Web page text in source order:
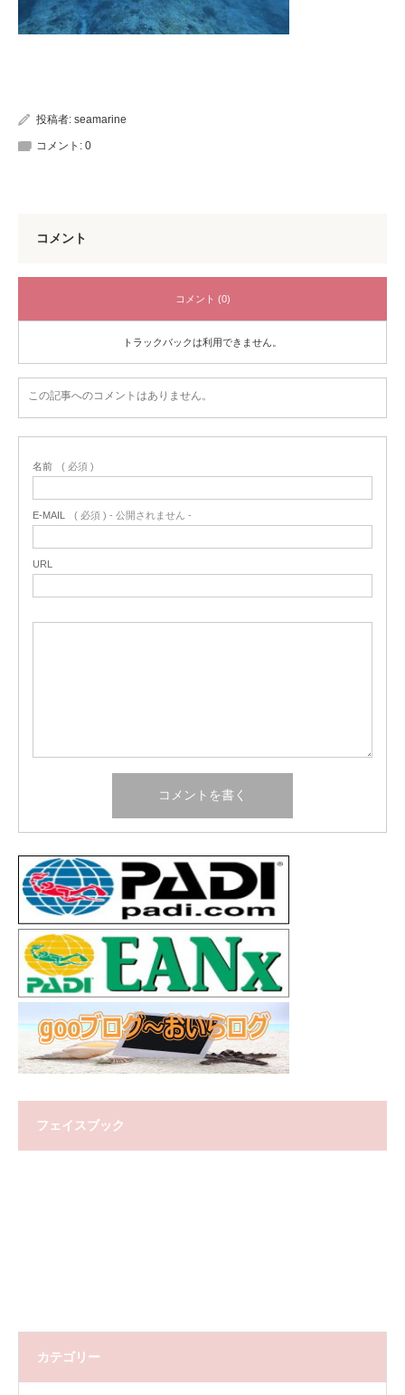
投稿者: seamarine
コメント: 0
コメント
コメント (0)
トラックバックは利用できません。
この記事へのコメントはありません。
名前 ( 必須 )
E-MAIL ( 必須 ) - 公開されません -
URL
フェイスブック
カテゴリー